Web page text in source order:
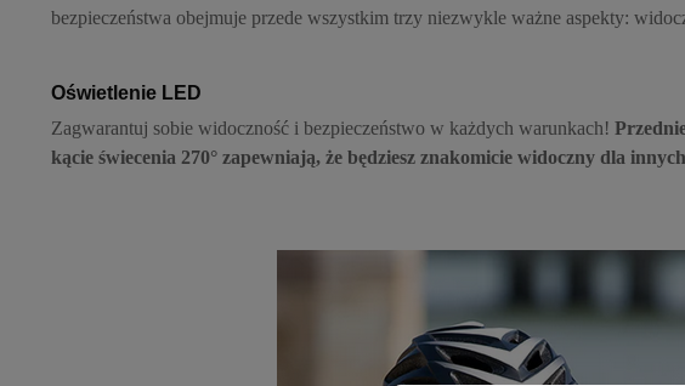
bezpieczeństwa obejmuje przede wszystkim trzy niezwykle ważne aspekty:
Oświetlenie LED
Zagwarantuj sobie widoczność i bezpieczeństwo w każdych warunkach!
kącie świecenia 270° zapewniają, że będziesz znakomicie widoczny dla